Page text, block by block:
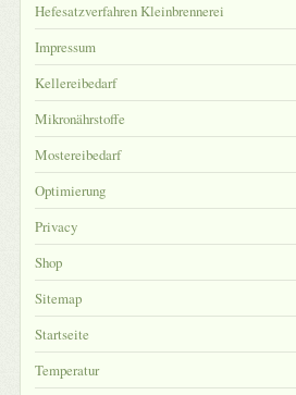
Hefesatzverfahren Kleinbrennerei
Impressum
Kellereibedarf
Mikronährstoffe
Mostereibedarf
Optimierung
Privacy
Shop
Sitemap
Startseite
Temperatur